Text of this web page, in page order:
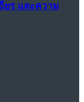
ยร และความ